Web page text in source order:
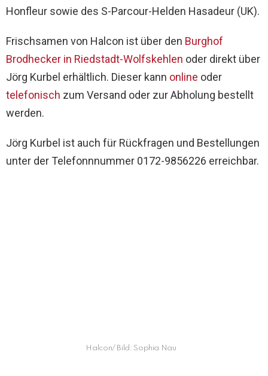
Honfleur sowie des S-Parcour-Helden Hasadeur (UK).
Frischsamen von Halcon ist über den Burghof
Brodhecker in Riedstadt-Wolfskehlen oder direkt über
Jörg Kurbel erhältlich. Dieser kann online oder
telefonisch zum Versand oder zur Abholung bestellt
werden.
Jörg Kurbel ist auch für Rückfragen und Bestellungen
unter der Telefonnnummer 0172-9856226 erreichbar.
Halcon/ Bild: Sophia Nau